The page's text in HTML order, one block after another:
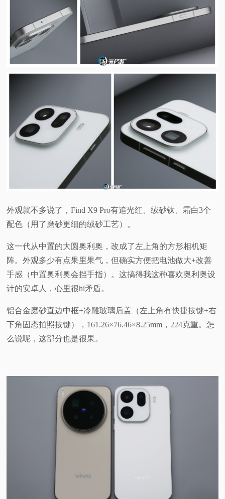
外观就不多说了，Find X9 Pro有追光红、绒砂钛、霜白3个
配色（用了磨砂更细的绒砂工艺）。
这一代从中置的大圆奥利奥，改成了左上角的方形相机矩
阵。外观多少有点果里果气，但确实方便把电池做大+改善
手感（中置奥利奥会挡手指）。这搞得我这种喜欢奥利奥设
计的安卓人，心里很hi矛盾。
铝合金磨砂直边中框+冷雕玻璃后盖（左上角有快捷按键+右
下角固态拍照按键），161.26×76.46×8.25mm，224克重。怎
么说呢，这部分也是很果。